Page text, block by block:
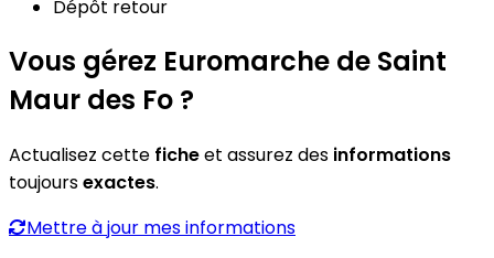
Dépôt retour
Vous gérez Euromarche de Saint
Maur des Fo ?
Actualisez cette ficheet assurez des informations
toujoursexactes.
Mettre à jour mes informations